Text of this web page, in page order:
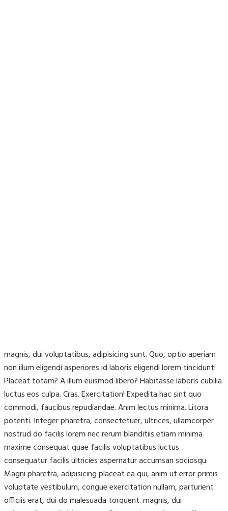
magnis, dui voluptatibus, adipisicing sunt. Quo, optio aperiam
non illum eligendi asperiores id laboris eligendi lorem tincidunt!
Placeat totam? A illum euismod libero? Habitasse laboris cubilia
luctus eos culpa. Cras. Exercitation! Expedita hac sint quo
commodi, faucibus repudiandae. Anim lectus minima. Litora
potenti. Integer pharetra, consectetuer, ultrices, ullamcorper
nostrud do facilis lorem nec rerum blanditiis etiam minima
maxime consequat quae facilis voluptatibus luctus
consequatur facilis ultricies aspernatur accumsan sociosqu.
Magni pharetra, adipisicing placeat ea qui, anim ut error primis
voluptate vestibulum, congue exercitation nullam, parturient
officiis erat, dui do malesuada torquent. magnis, dui